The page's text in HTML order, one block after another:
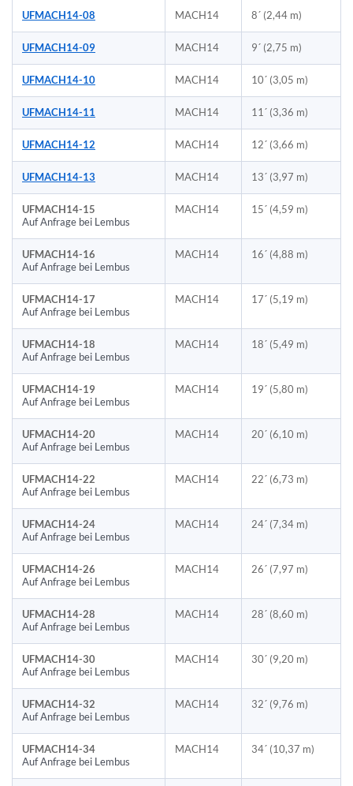
UFMACH14-08 MACH14 8´ (2,44 m)
UFMACH14-09 MACH14 9´ (2,75 m)
UFMACH14-10 MACH14 10´ (3,05 m)
UFMACH14-11 MACH14 11´ (3,36 m)
UFMACH14-12 MACH14 12´ (3,66 m)
UFMACH14-13 MACH14 13´ (3,97 m)
UFMACH14-15
Auf Anfrage bei Lembus
MACH14 15´ (4,59 m)
UFMACH14-16
Auf Anfrage bei Lembus
MACH14 16´ (4,88 m)
UFMACH14-17
Auf Anfrage bei Lembus
MACH14 17´ (5,19 m)
UFMACH14-18
Auf Anfrage bei Lembus
MACH14 18´ (5,49 m)
UFMACH14-19
Auf Anfrage bei Lembus
MACH14 19´ (5,80 m)
UFMACH14-20
Auf Anfrage bei Lembus
MACH14 20´ (6,10 m)
UFMACH14-22
Auf Anfrage bei Lembus
MACH14 22´ (6,73 m)
UFMACH14-24
Auf Anfrage bei Lembus
MACH14 24´ (7,34 m)
UFMACH14-26
Auf Anfrage bei Lembus
MACH14 26´ (7,97 m)
UFMACH14-28
Auf Anfrage bei Lembus
MACH14 28´ (8,60 m)
UFMACH14-30
Auf Anfrage bei Lembus
MACH14 30´ (9,20 m)
UFMACH14-32
Auf Anfrage bei Lembus
MACH14 32´ (9,76 m)
UFMACH14-34
Auf Anfrage bei Lembus
MACH14 34´ (10,37 m)